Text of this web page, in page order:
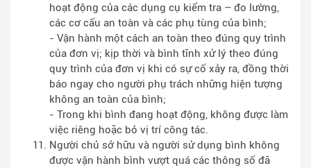
hoạt động của các dụng cụ kiểm tra – đo lường,
các cơ cấu an toàn và các phụ tùng của bình;
- Vận hành một cách an toàn theo đúng quy trình
của đơn vị; kịp thời và bình tĩnh xử lý theo đúng
quy trình của đơn vị khi có sự cố xảy ra, đồng thời
báo ngay cho người phụ trách những hiện tượng
không an toàn của bình;
- Trong khi bình đang hoạt động, không được làm
việc riêng hoặc bỏ vị trí công tác.
Người chủ sở hữu và người sử dụng bình không
được vận hành bình vượt quá các thông số đã